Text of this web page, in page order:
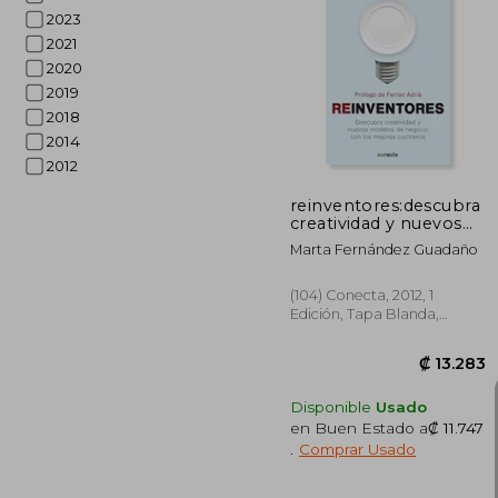
2023
2021
2020
2019
2018
2014
2012
reinventores:descubra
creatividad y nuevos
modelos
Marta Fernández Guadaño
(104) Conecta, 2012, 1
Edición, Tapa Blanda,
Disponible Usado
en Buen Estado a₡ 11.747
Comprar Usado